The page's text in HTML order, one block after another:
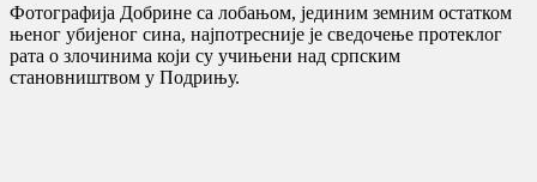
Фотографија Добрине са лобањом, јединим земним остатком
њеног убијеног сина, најпотресније је сведочење протеклог
рата о злочинима који су учињени над српским
становништвом у Подрињу.